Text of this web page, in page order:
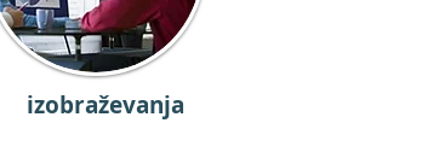
izobraževanja